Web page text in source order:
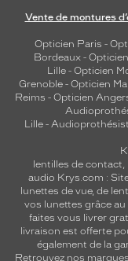
Vente de montures
Opticien Paris -
Bordeaux-
Lille - Opticien
Grenoble - Opticien
Reims - Opticien
Lille-
lentilles de contact,
audio Krys.com :
lunettes de vue, de
vos lunettes grâce
faites vous livrer
livraison est offerte
également de la
Retrouvez nos